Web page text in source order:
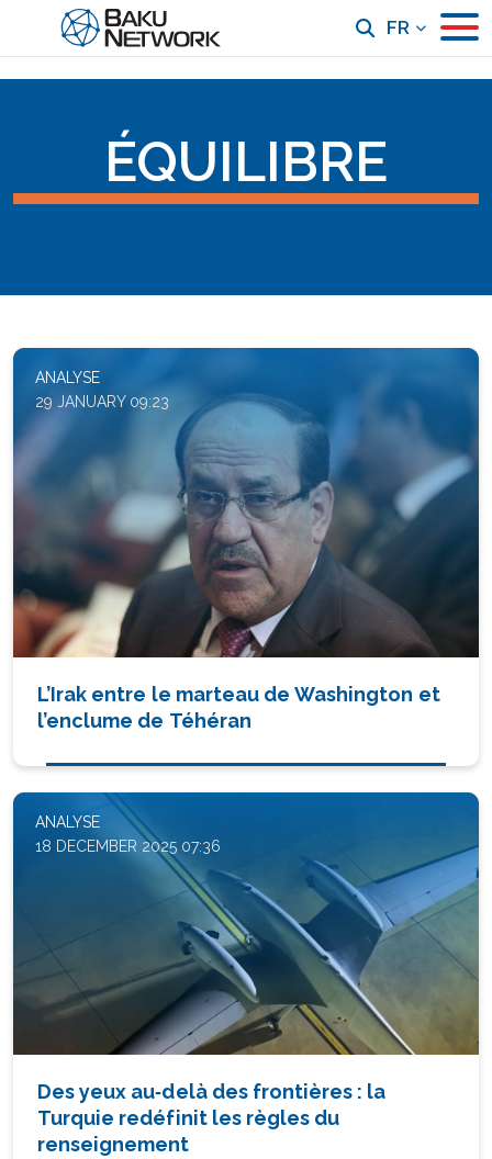
FR
ÉQUILIBRE
ANALYSE
29 JANUARY 09:23
L’Irak entre le marteau de Washington et
l’enclume de Téhéran
ANALYSE
18 DECEMBER 2025 07:36
Des yeux au‑delà des frontières : la
Turquie redéfinit les règles du
renseignement